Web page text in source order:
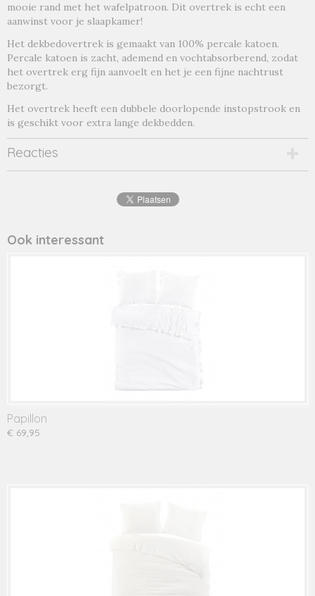
mooie rand met het wafelpatroon. Dit overtrek is echt een
aanwinst voor je slaapkamer!
Het dekbedovertrek is gemaakt van 100% percale katoen.
Percale katoen is zacht, ademend en vochtabsorberend, zodat
het overtrek erg fijn aanvoelt en het je een fijne nachtrust
bezorgt.
Het overtrek heeft een dubbele doorlopende instopstrook en
is geschikt voor extra lange dekbedden.
Reacties
Ook interessant
Papillon
€ 69,95